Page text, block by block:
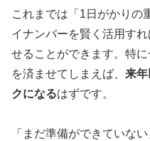
これまでは「1日がかりの
イナンバーを賢く活用す
せることができます。特
を済ませてしまえば、 来年
クになるはずです。
「まだ準備ができていな